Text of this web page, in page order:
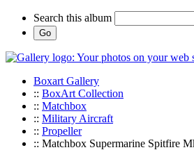
Search this album
Boxart Gallery
:: BoxArt Collection
:: Matchbox
:: Military Aircraft
:: Propeller
:: Matchbox Supermarine Spitfire